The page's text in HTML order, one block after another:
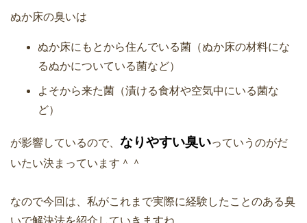
ぬか床の臭いは
ぬか床にもとから住んでいる菌（ぬか床の材料にな
るぬかについている菌など）
よそから来た菌（漬ける食材や空気中にいる菌な
ど）
が影響しているので、 なりやすい臭いっていうのがだ
いたい決まっています＾＾
なので今回は、私がこれまで実際に経験したことのある臭
いで解決法を紹介していきますね。